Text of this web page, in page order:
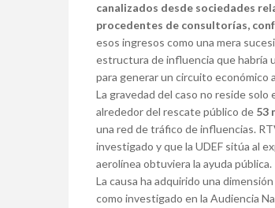
canalizados desde sociedades
procedentes de consultorías,
esos ingresos como una mera
estructura de influencia que habría
para generar un circuito económico
La gravedad del caso no reside
alrededor del rescate público de 53
una red de tráfico de influencias.
investigado y que la UDEF sitúa al
aerolínea obtuviera la ayuda pública.
La causa ha adquirido una
como investigado en la Audiencia